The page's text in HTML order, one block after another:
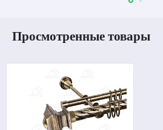
Просмотренные товары